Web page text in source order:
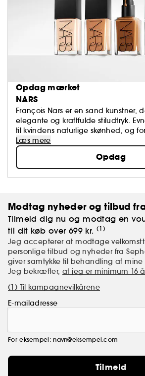
Opdag mærket
NARS
François Nars er en sand kunstner,
elegante og kraftfulde stiludtryk.
til kvindens naturlige skønhed, og
ikke en maske, men derimod et
fremdyrker kvindeligheden
Læs mere
Opdag
Modtag nyheder og tilbud
Tilmeld dig nu og modtag en
til dit køb over 699 kr. (1)
Jeg accepterer at modtage
personlige tilbud og nyheder fra
giver samtykke til behandling af mine
Jeg bekræfter,at jeg er minimum 16
(1) Til kampagnevilkårene
E-mailadresse
For eksempel: navn@eksempel.com
Tilmeld